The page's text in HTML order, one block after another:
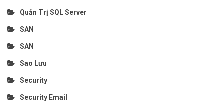
Quản Trị SQL Server
SAN
SAN
Sao Lưu
Security
Security Email